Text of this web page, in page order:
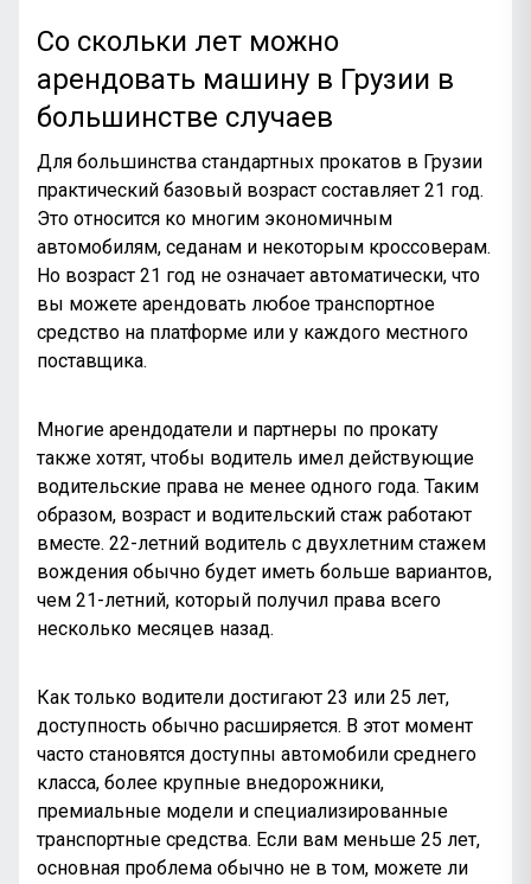
Со скольки лет можно
арендовать машину в Грузии в
большинстве случаев
Для большинства стандартных прокатов в Грузии
практический базовый возраст составляет 21 год.
Это относится ко многим экономичным
автомобилям, седанам и некоторым кроссоверам.
Но возраст 21 год не означает автоматически, что
вы можете арендовать любое транспортное
средство на платформе или у каждого местного
поставщика.
Многие арендодатели и партнеры по прокату
также хотят, чтобы водитель имел действующие
водительские права не менее одного года. Таким
образом, возраст и водительский стаж работают
вместе. 22-летний водитель с двухлетним стажем
вождения обычно будет иметь больше вариантов,
чем 21-летний, который получил права всего
несколько месяцев назад.
Как только водители достигают 23 или 25 лет,
доступность обычно расширяется. В этот момент
часто становятся доступны автомобили среднего
класса, более крупные внедорожники,
премиальные модели и специализированные
транспортные средства. Если вам меньше 25 лет,
основная проблема обычно не в том, можете ли